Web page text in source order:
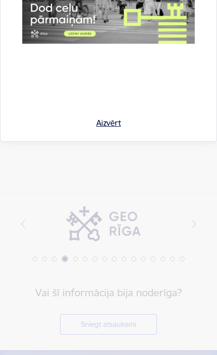
Aizvērt
Saistītas tēmas
Informācija medijiem Rīgas domē
Vai šī informācija bija noderīga?
Sniegt atsauksmi